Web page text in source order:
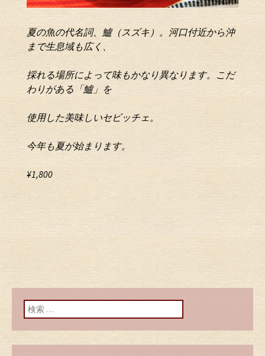
夏の魚の代名詞、鱸（スズキ）。 河口付近から沖
まで生息域も広く、
採れる場所によって味もかなり異なります。こだ
わりがある「鱸」を
使用した美味しいセビッチェ。
今年も夏が始まります。
¥1,800
検索: